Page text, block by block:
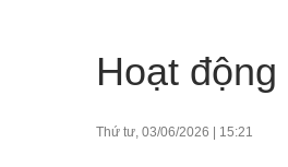
Hoạt
Thứ tư, 03/06/2026 | 15:21